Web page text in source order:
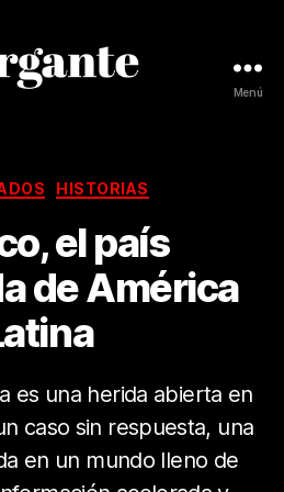
Menú
Categorías
HISTORIAS
el país
de América
es una herida abierta en
caso sin respuesta, una
en un mundo lleno de